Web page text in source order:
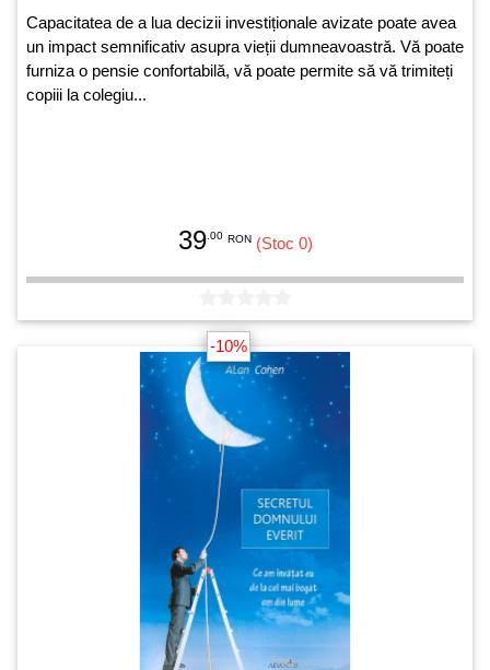
Capacitatea de a lua decizii investiționale avizate poate avea
un impact semnificativ asupra vieții dumneavoastră. Vă poate
furniza o pensie confortabilă, vă poate permite să vă trimiteți
copiii la colegiu...
39.00 RON (Stoc 0)
-10%